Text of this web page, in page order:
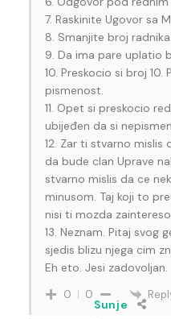
7. Raskinite Ugovor sa
8. Smanjite broj
9. Da ima pare uplatio
10. Preskocio si broj
pismenost.
11. Opet si preskocio
ubijeđen da si nepismen.
12. Zar ti stvarno mislis
da bude clan Uprave
stvarno mislis da ce
minusom. Taj koji to
nisi ti mozda
13. Neznam. Pitaj svog
sjedis blizu njega cim
Eh eto. Jesi zadovoljan.
0 0
Sunje